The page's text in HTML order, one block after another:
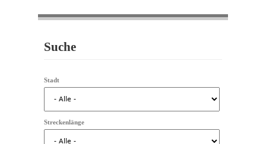
Suche
Stadt
Streckenlänge